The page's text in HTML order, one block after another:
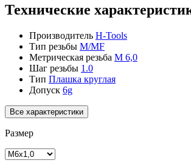
Технические
Производитель H-Tools
Тип резьбы M/MF
Метрическая резьба М 6,0
Шаг резьбы 1.0
Тип Плашка круглая
Допуск 6g
Все характеристики
Размер